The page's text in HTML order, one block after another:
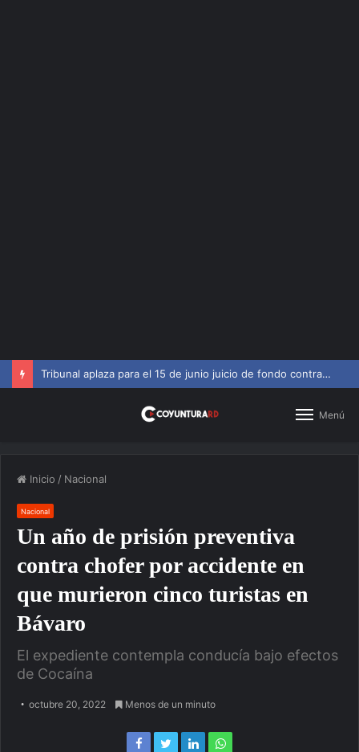
SNS amplía horarios en centros de primer nivel y diagnósticos
Menú
Inicio / Nacional
Nacional
Un año de prisión preventiva
contra chofer por accidente en
que murieron cinco turistas en
Bávaro
El expediente contempla conducía bajo efectos
de Cocaína
octubre 20, 2022 Menos de un minuto